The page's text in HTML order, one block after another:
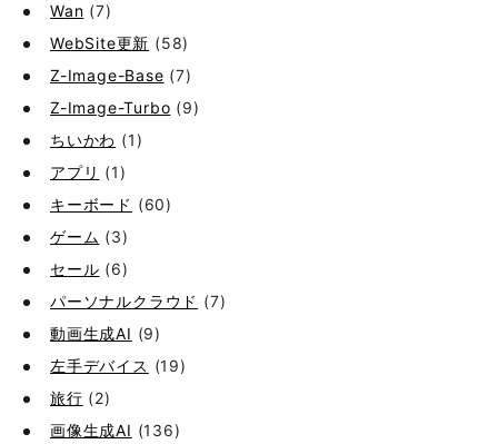
Wan (7)
WebSite更新 (58)
Z-Image-Base (7)
Z-Image-Turbo (9)
ちいかわ (1)
アプリ (1)
キーボード (60)
ゲーム (3)
セール (6)
パーソナルクラウド (7)
動画生成AI (9)
左手デバイス (19)
旅行 (2)
画像生成AI (136)